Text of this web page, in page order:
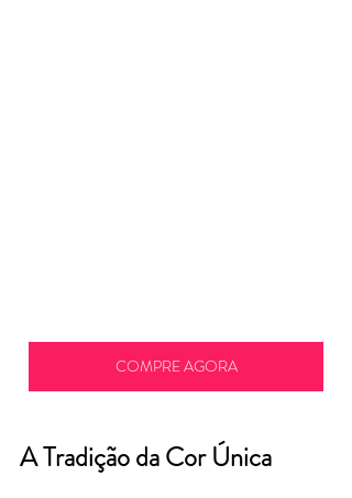
COMPRE AGORA
A Tradição da Cor Única